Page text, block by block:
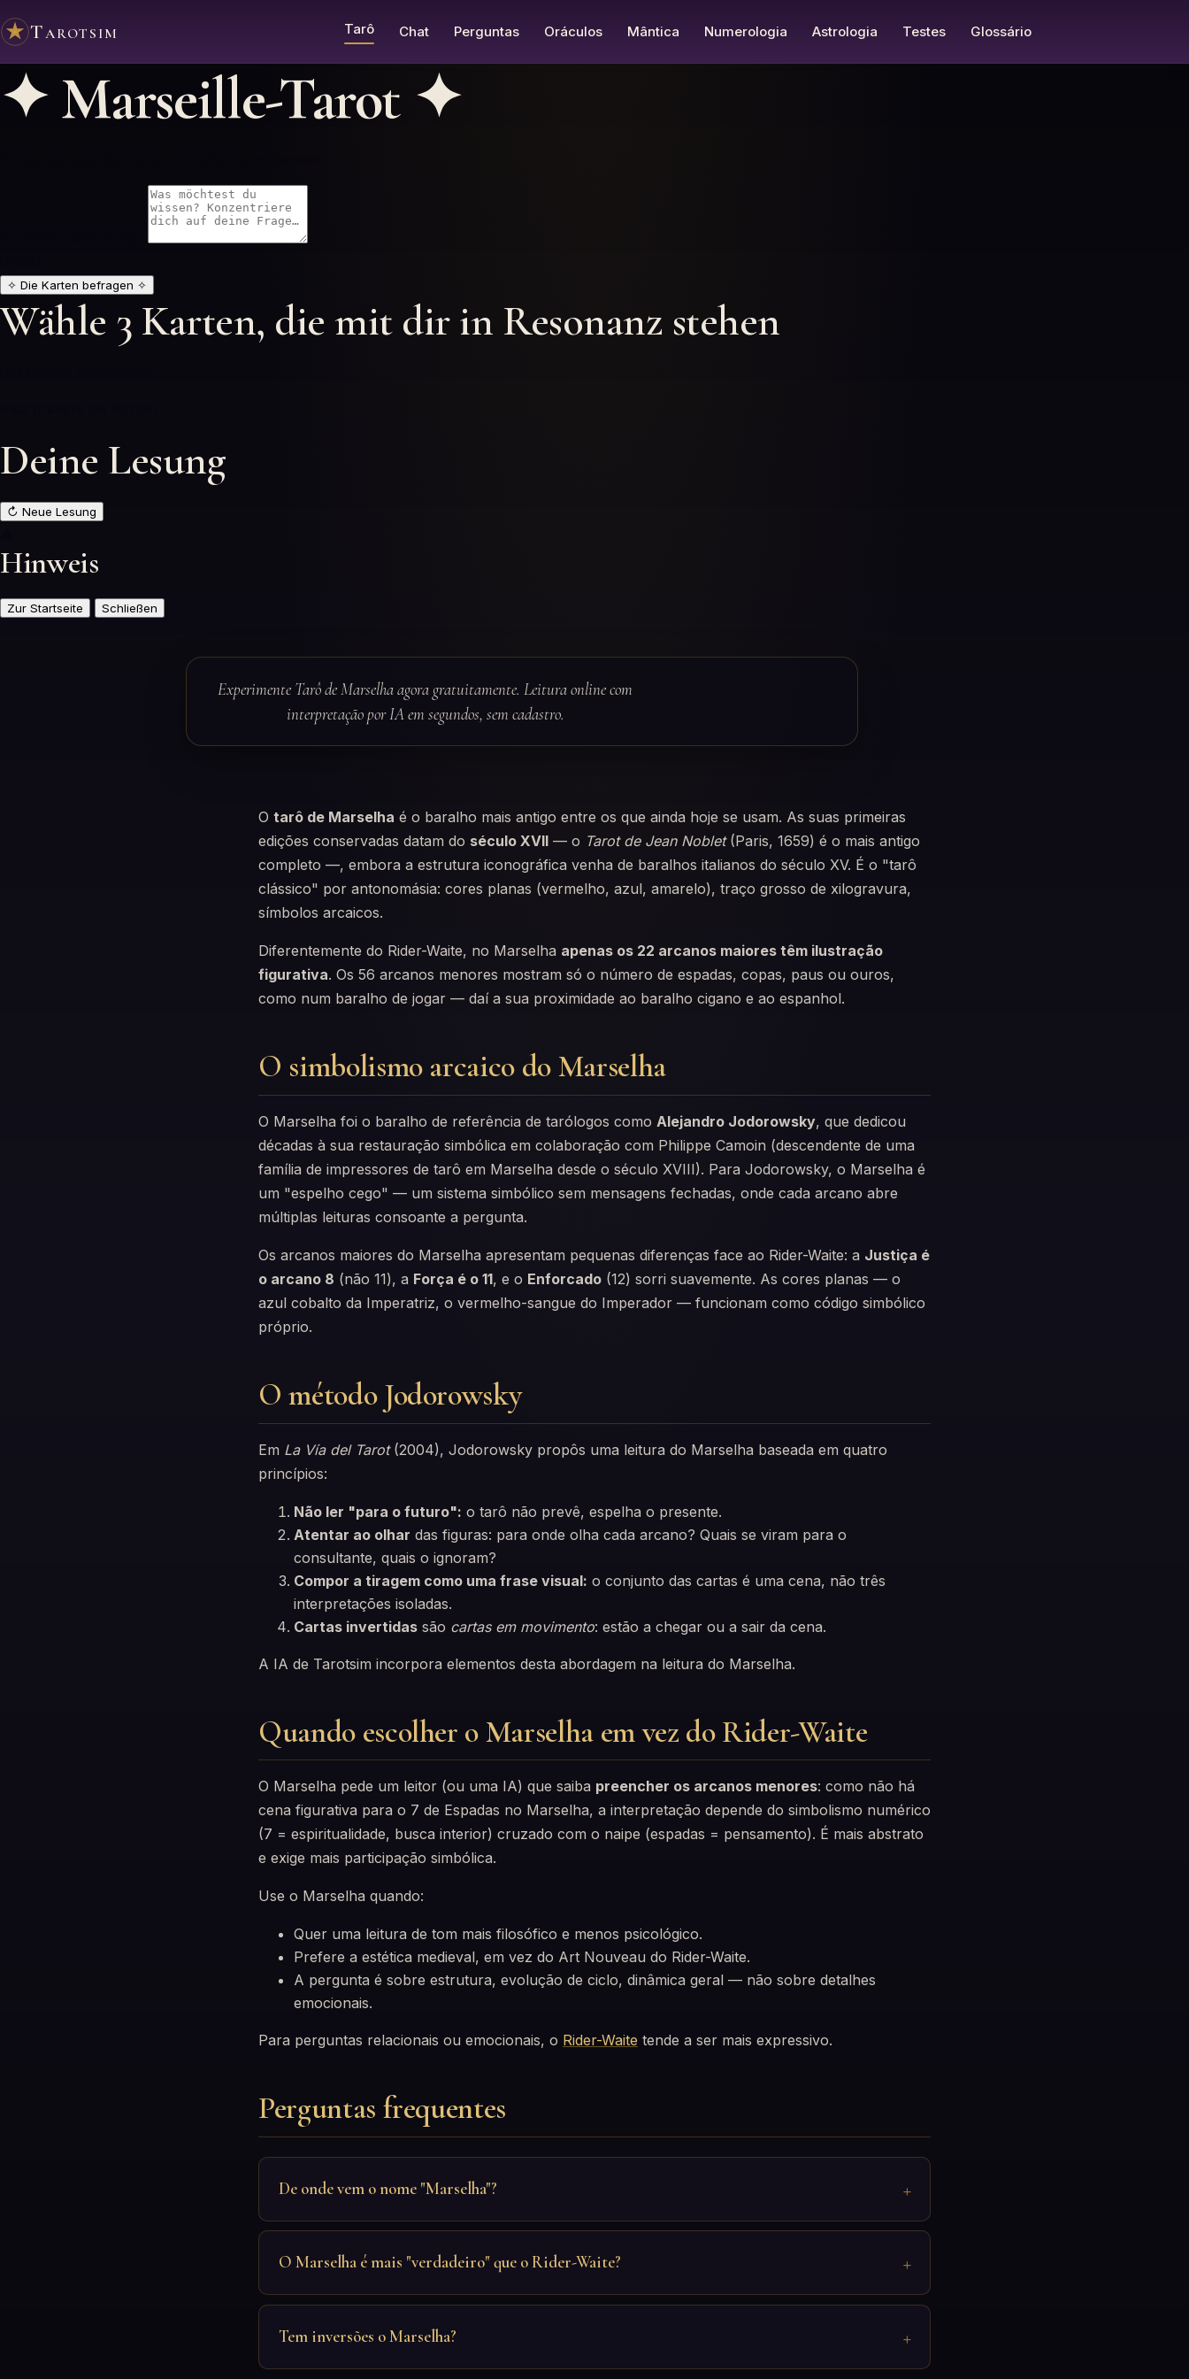
Tarotsim Tarô Chat Perguntas Oráculos Mântica Numerologia Astrologia Testes Glossário
✦Marseille-Tarot ✦
✧ Die Karten befragen ✧
Wähle 3 Karten, die mit dir in Resonanz stehen
Deine Lesung
↻ Neue Lesung
Hinweis
Zur Startseite Schließen
Experimente Tarô de Marselha agora gratuitamente. Leitura online com
interpretação por IA em segundos, sem cadastro.
O tarô de Marselha é o baralho mais antigo entre os que ainda hoje se usam. As suas primeiras
edições conservadas datam do século XVII — o Tarot de Jean Noblet(Paris, 1659) é o mais antigo
completo —, embora a estrutura iconográfica venha de baralhos italianos do século XV. É o "tarô
clássico" por antonomásia: cores planas (vermelho, azul, amarelo), traço grosso de xilogravura,
símbolos arcaicos.
Diferentemente do Rider-Waite, no Marselha apenas os 22 arcanos maiores têm ilustração
figurativa. Os 56 arcanos menores mostram só o número de espadas, copas, paus ou ouros,
como num baralho de jogar — daí a sua proximidade ao baralho cigano e ao espanhol.
O simbolismo arcaico do Marselha
O Marselha foi o baralho de referência de tarólogos como Alejandro Jodorowsky, que dedicou
décadas à sua restauração simbólica em colaboração com Philippe Camoin (descendente de uma
família de impressores de tarô em Marselha desde o século XVIII). Para Jodorowsky, o Marselha é
um "espelho cego" — um sistema simbólico sem mensagens fechadas, onde cada arcano abre
múltiplas leituras consoante a pergunta.
Os arcanos maiores do Marselha apresentam pequenas diferenças face ao Rider-Waite: a Justiça é
o arcano 8 (não 11), a Força é o 11, e o Enforcado (12) sorri suavemente. As cores planas — o
azul cobalto da Imperatriz, o vermelho-sangue do Imperador — funcionam como código simbólico
próprio.
O método Jodorowsky
Em La Vía del Tarot(2004), Jodorowsky propôs uma leitura do Marselha baseada em quatro
princípios:
Não ler "para o futuro": o tarô não prevê, espelha o presente.
Atentar ao olhar das figuras: para onde olha cada arcano? Quais se viram para o
consultante, quais o ignoram?
Compor a tiragem como uma frase visual: o conjunto das cartas é uma cena, não três
interpretações isoladas.
Cartas invertidas são cartas em movimento: estão a chegar ou a sair da cena.
A IA de Tarotsim incorpora elementos desta abordagem na leitura do Marselha.
Quando escolher o Marselha em vez do Rider-Waite
O Marselha pede um leitor (ou uma IA) que saiba preencher os arcanos menores: como não há
cena figurativa para o 7 de Espadas no Marselha, a interpretação depende do simbolismo numérico
(7 = espiritualidade, busca interior) cruzado com o naipe (espadas = pensamento). É mais abstrato
e exige mais participação simbólica.
Use o Marselha quando:
Quer uma leitura de tom mais filosófico e menos psicológico.
Prefere a estética medieval, em vez do Art Nouveau do Rider-Waite.
A pergunta é sobre estrutura, evolução de ciclo, dinâmica geral — não sobre detalhes
emocionais.
Para perguntas relacionais ou emocionais, o Rider-Waite tende a ser mais expressivo.
Perguntas frequentes
De onde vem o nome "Marselha"?
O Marselha é mais "verdadeiro" que o Rider-Waite?
Tem inversões o Marselha?